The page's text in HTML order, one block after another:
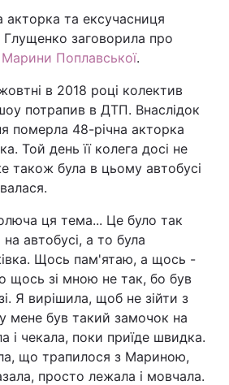
акторка та ексучасниця
заговорила про
Марини Поплавської.
в 2018 році колектив
потрапив в ДТП. Внаслідок
померла 48-річна акторка
Той день її колега досі не
також була в цьому автобусі
ця тема... Це було так
автобусі, а то була
Щось пам'ятаю, а щось -
щось зі мною не так, бо був
Я вирішила, щоб не зійти з
мене був такий замочок на
і чекала, поки приїде швидка.
що трапилося з Мариною,
просто лежала і мовчала.